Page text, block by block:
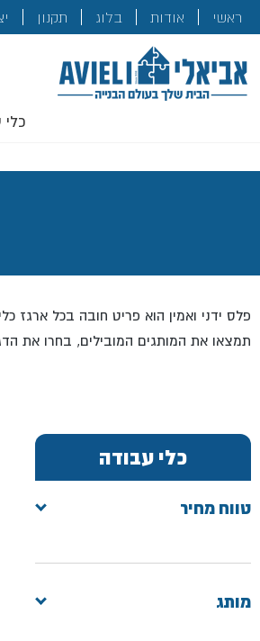
ראשי אודות בלוג תקנון
כלי
פלס ידני ואמין הוא פריט חובה בכל ארגז
תמצאו את המותגים המובילים, בחרו את
כלי עבודה
טווח מחיר
מותג